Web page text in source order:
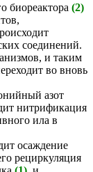
биореактора (2)
соединений.
и таким
во вновь
азот
нитрификация
ила в
осаждение
рециркуляция